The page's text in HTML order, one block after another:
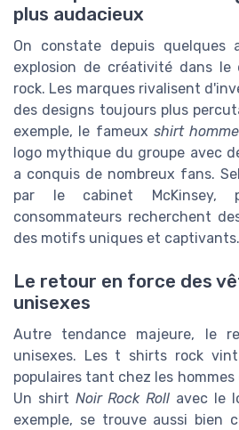
plus audacieux
On constate depuis quelques
explosion de créativité dans
rock. Les marques rivalisent
des designs toujours plus
exemple, le fameux shirt
logo mythique du groupe avec
a conquis de nombreux fans.
par le cabinet McKinsey,
consommateurs recherchent
des motifs uniques et captivants.
Le retour en force des
unisexes
Autre tendance majeure, le
unisexes. Les t shirts rock
populaires tant chez les
Un shirt Noir Rock Roll avec le
exemple, se trouve aussi bien